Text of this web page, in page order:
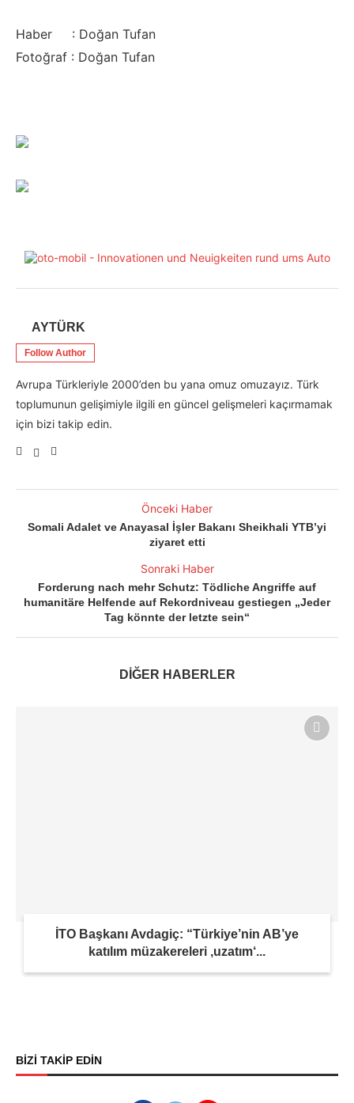
Haber : Doğan Tufan
Fotoğraf : Doğan Tufan
AYTÜRK
Follow Author
Avrupa Türkleriyle 2000’den bu yana omuz omuzayız. Türk
toplumunun gelişimiyle ilgili en güncel gelişmeleri kaçırmamak
için bizi takip edin.
Önceki Haber
Somali Adalet ve Anayasal İşler Bakanı Sheikhali YTB’yi
ziyaret etti
Sonraki Haber
Forderung nach mehr Schutz: Tödliche Angriffe auf
humanitäre Helfende auf Rekordniveau gestiegen „Jeder
Tag könnte der letzte sein“
DİĞER HABERLER
İTO Başkanı Avdagiç: “Türkiye’nin AB’ye
katılım müzakereleri ‚uzatım‘...
BİZİ TAKİP EDİN